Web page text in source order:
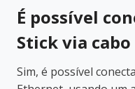
É possível
Stick via
Sim, é possível